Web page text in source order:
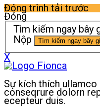
Đóng trình tải trước
Đóng
Tìm kiếm ngay bây
Nộp
X
Sự kích thích
conseqrure dolorn
ecepteur duis.